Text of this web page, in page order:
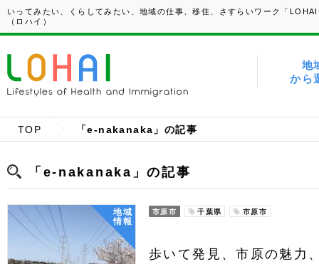
いってみたい、くらしてみたい、地域の仕事、移住、さすらいワーク「
（ロハイ）
地
から
TOP 「e-nakanaka」の記事
「e-nakanaka」の記事
地域
情報
市原市 千葉県 市原市
歩いて発見、市原の魅力